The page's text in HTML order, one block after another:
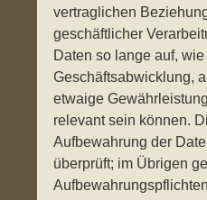
vertraglichen
geschäftlicher
Daten so lange auf,
Geschäftsabwicklung,
etwaige
relevant sein können.
Aufbewahrung der
überprüft; im Übrigen